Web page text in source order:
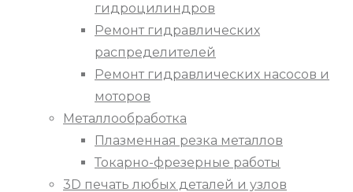
гидроцилиндров
Ремонт гидравлических
распределителей
Ремонт гидравлических насосов и
моторов
Металлообработка
Плазменная резка металлов
Токарно-фрезерные работы
3D печать любых деталей и узлов